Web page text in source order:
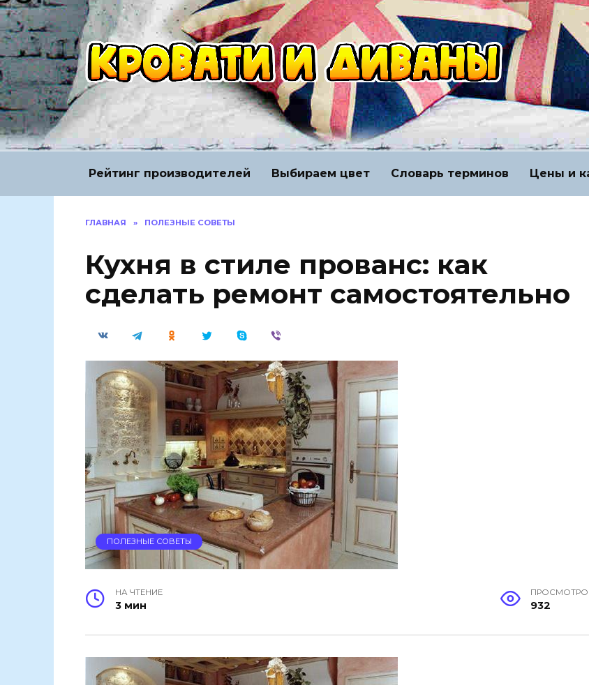
Перейти
к
содержанию
Рейтинг производителей Выбираем цвет Словарь терминов Цены и
ГЛАВНАЯ » ПОЛЕЗНЫЕ СОВЕТЫ
Кухня в стиле прованс: как
сделать ремонт самостоятельно
ПОЛЕЗНЫЕ СОВЕТЫ
НА ЧТЕНИЕ
3 мин 932